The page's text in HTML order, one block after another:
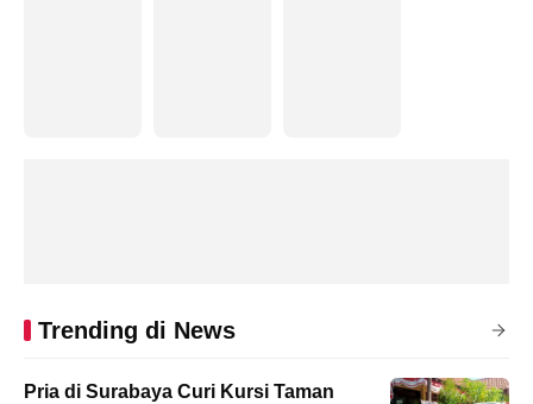
Trending di News
Pria di Surabaya Curi Kursi Taman